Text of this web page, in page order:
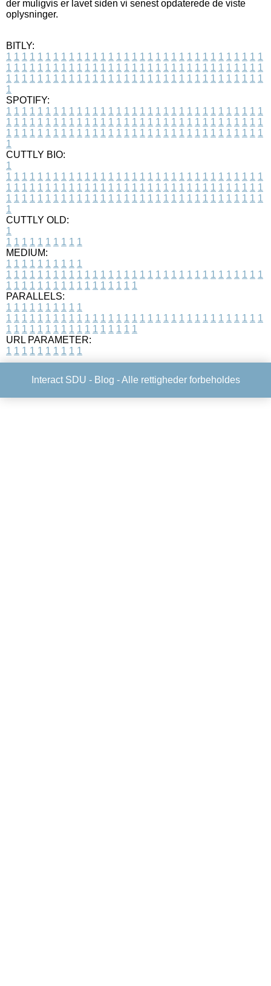
der muligvis er lavet siden vi senest opdaterede de viste
oplysninger.
BITLY:
1 1 1 1 1 1 1 1 1 1 1 1 1 1 1 1 1 1 1 1 1 1 1 1 1 1 1 1 1 1 1 1 1
1 1 1 1 1 1 1 1 1 1 1 1 1 1 1 1 1 1 1 1 1 1 1 1 1 1 1 1 1 1 1 1 1
1 1 1 1 1 1 1 1 1 1 1 1 1 1 1 1 1 1 1 1 1 1 1 1 1 1 1 1 1 1 1 1 1
1
SPOTIFY:
1 1 1 1 1 1 1 1 1 1 1 1 1 1 1 1 1 1 1 1 1 1 1 1 1 1 1 1 1 1 1 1 1
1 1 1 1 1 1 1 1 1 1 1 1 1 1 1 1 1 1 1 1 1 1 1 1 1 1 1 1 1 1 1 1 1
1 1 1 1 1 1 1 1 1 1 1 1 1 1 1 1 1 1 1 1 1 1 1 1 1 1 1 1 1 1 1 1 1
1
CUTTLY BIO:
1
1 1 1 1 1 1 1 1 1 1 1 1 1 1 1 1 1 1 1 1 1 1 1 1 1 1 1 1 1 1 1 1 1
1 1 1 1 1 1 1 1 1 1 1 1 1 1 1 1 1 1 1 1 1 1 1 1 1 1 1 1 1 1 1 1 1
1 1 1 1 1 1 1 1 1 1 1 1 1 1 1 1 1 1 1 1 1 1 1 1 1 1 1 1 1 1 1 1 1
1
CUTTLY OLD:
1
1 1 1 1 1 1 1 1 1 1
MEDIUM:
1 1 1 1 1 1 1 1 1 1
1 1 1 1 1 1 1 1 1 1 1 1 1 1 1 1 1 1 1 1 1 1 1 1 1 1 1 1 1 1 1 1 1
1 1 1 1 1 1 1 1 1 1 1 1 1 1 1 1 1
PARALLELS:
1 1 1 1 1 1 1 1 1 1
1 1 1 1 1 1 1 1 1 1 1 1 1 1 1 1 1 1 1 1 1 1 1 1 1 1 1 1 1 1 1 1 1
1 1 1 1 1 1 1 1 1 1 1 1 1 1 1 1 1
URL PARAMETER:
1 1 1 1 1 1 1 1 1 1
Interact SDU - Blog - Alle rettigheder forbeholdes